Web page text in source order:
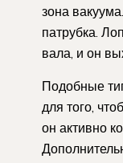
зона
патрубка.
вала, и он
Подобные
для того,
он активно